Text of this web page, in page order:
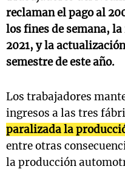
reclaman el pago al
los fines de semana,
2021, y la
semestre de este año.
Los trabajadores
ingresos a las tres
paralizada la
entre otras
la producción